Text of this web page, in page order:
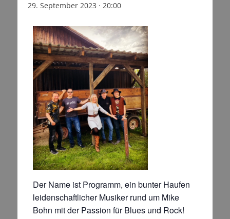
29. September 2023 · 20:00
Der Name ist Programm, ein bunter Haufen
leidenschaftlicher Musiker rund um Mike
Bohn mit der Passion für Blues und Rock!